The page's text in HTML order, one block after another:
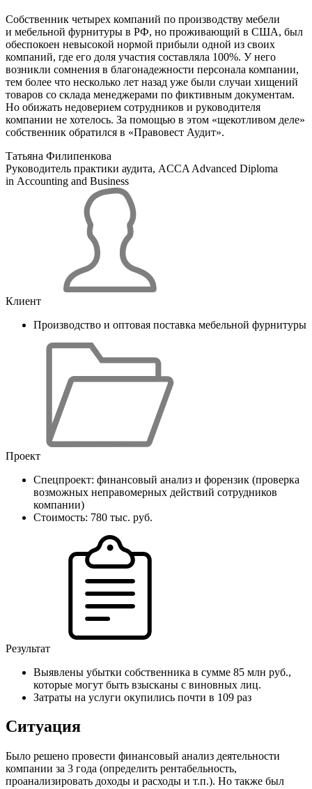
Собственник четырех компаний по производству мебели
и мебельной фурнитуры в РФ, но проживающий в США, был
обеспокоен невысокой нормой прибыли одной из своих
компаний, где его доля участия составляла 100%. У него
возникли сомнения в благонадежности персонала компании,
тем более что несколько лет назад уже были случаи хищений
товаров со склада менеджерами по фиктивным документам.
Но обижать недоверием сотрудников и руководителя
компании не хотелось. За помощью в этом «щекотливом деле»
собственник обратился в «Правовест Аудит».
Татьяна Филипенкова
Руководитель практики аудита, ACCA Advanced Diploma
in Accounting and Business
Клиент
Производство и оптовая поставка мебельной фурнитуры
Проект
Спецпроект: финансовый анализ и форензик (проверка
возможных неправомерных действий сотрудников
компании)
Стоимость: 780 тыс. руб.
Результат
Выявлены убытки собственника в сумме 85 млн руб.,
которые могут быть взысканы с виновных лиц.
Затраты на услуги окупились почти в 109 раз
Ситуация
Было решено провести финансовый анализ деятельности
компании за 3 года (определить рентабельность,
проанализировать доходы и расходы и т.п.). Но также был